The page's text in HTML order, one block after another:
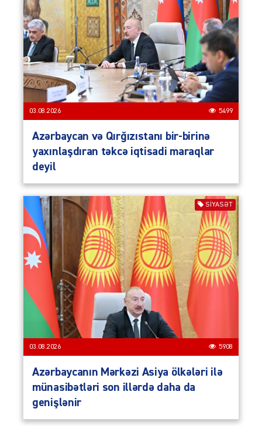
03.08.2026 5499
Azərbaycan və Qırğızıstanı bir-birinə
yaxınlaşdıran təkcə iqtisadi maraqlar
deyil
SIYASƏT
03.08.2026 5908
Azərbaycanın Mərkəzi Asiya ölkələri ilə
münasibətləri son illərdə daha da
genişlənir